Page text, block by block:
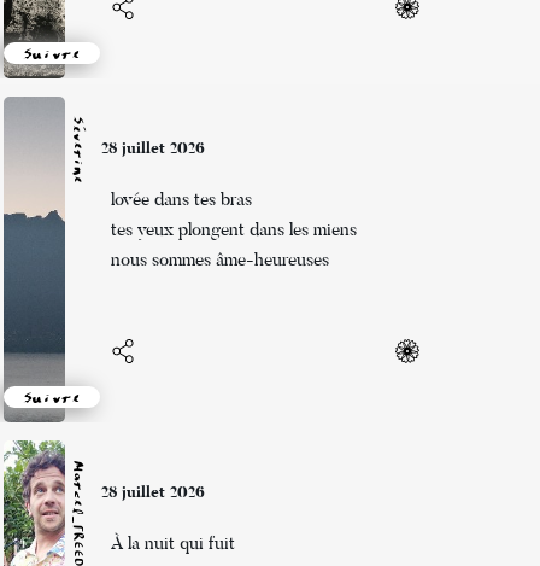
Suivre
Séverine
Suivre
28 juillet 2026
lovée dans tes bras
tes yeux plongent dans les miens
nous sommes âme-heureuses
Marcel_FREEDOM 28 juillet 2026
À la nuit qui fuit